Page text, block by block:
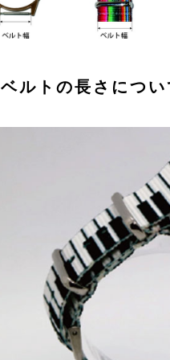
ベルトの長さについ